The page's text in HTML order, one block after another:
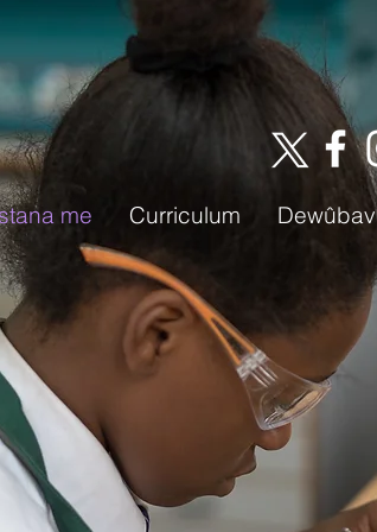
me Curriculum Dewûbav